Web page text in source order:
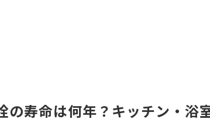
の寿命は何年？キッチン・浴